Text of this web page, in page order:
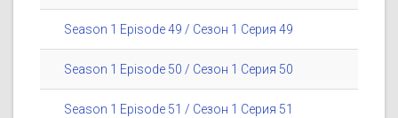
Season 1 Episode 49 / Сезон 1 Серия 49
Season 1 Episode 50 / Сезон 1 Серия 50
Season 1 Episode 51 / Сезон 1 Серия 51